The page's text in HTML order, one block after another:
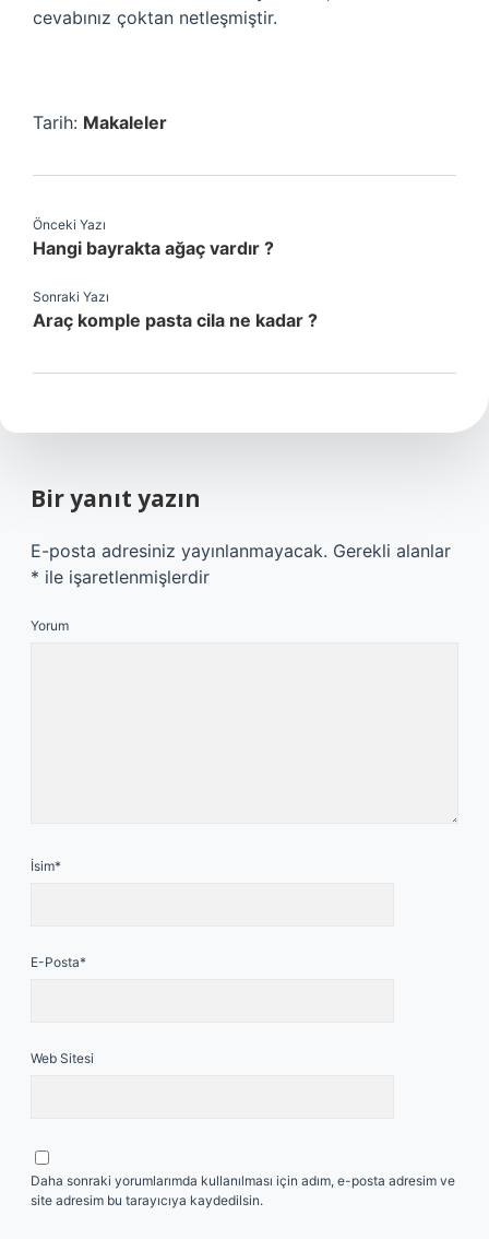
cevabınız çoktan netleşmiştir.
Tarih: Makaleler
Önceki Yazı
Hangi bayrakta ağaç vardır ?
Sonraki Yazı
Araç komple pasta cila ne kadar ?
Bir yanıt yazın
E-posta adresiniz yayınlanmayacak. Gerekli alanlar
* ile işaretlenmişlerdir
Yorum
İsim*
E-Posta*
Web Sitesi
Daha sonraki yorumlarımda kullanılması için adım, e-posta adresim ve
site adresim bu tarayıcıya kaydedilsin.